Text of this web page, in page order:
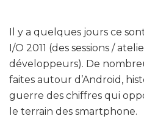
Il y a quelques jours ce
I/O 2011 (des sessions /
développeurs). De
faites autour d’Android,
guerre des chiffres qui
le terrain des smartphone.